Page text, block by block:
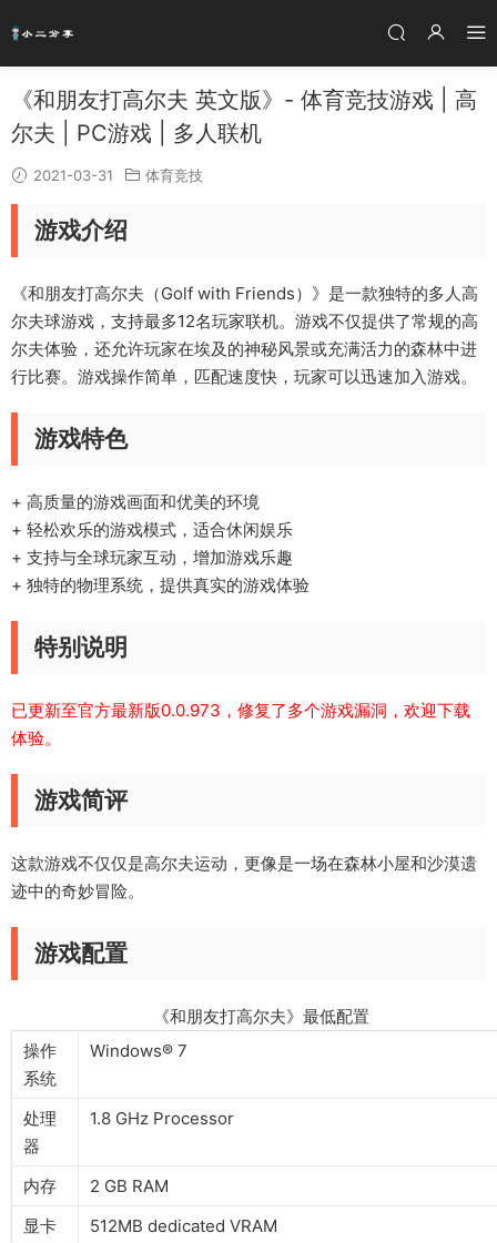
《和朋友打高尔夫 英文版》- 体育竞技游戏 | 高
尔夫 | PC游戏 | 多人联机
2021-03-31 体育竞技
游戏介绍
《和朋友打高尔夫（Golf with Friends）》是一款独特的多人高
尔夫球游戏，支持最多12名玩家联机。游戏不仅提供了常规的高
尔夫体验，还允许玩家在埃及的神秘风景或充满活力的森林中进
行比赛。游戏操作简单，匹配速度快，玩家可以迅速加入游戏。
游戏特色
+ 高质量的游戏画面和优美的环境
+ 轻松欢乐的游戏模式，适合休闲娱乐
+ 支持与全球玩家互动，增加游戏乐趣
+ 独特的物理系统，提供真实的游戏体验
特别说明
已更新至官方最新版0.0.973，修复了多个游戏漏洞，欢迎下载
体验。
游戏简评
这款游戏不仅仅是高尔夫运动，更像是一场在森林小屋和沙漠遗
迹中的奇妙冒险。
游戏配置
《和朋友打高尔夫》最低配置
操作
系统
Windows® 7
处理
器
1.8 GHz Processor
内存
2 GB RAM
显卡
512MB dedicated VRAM